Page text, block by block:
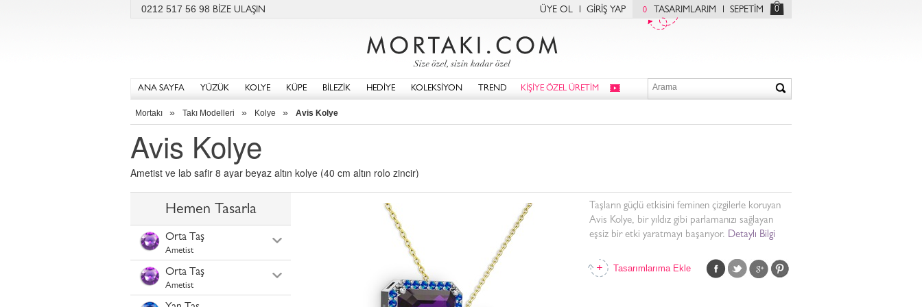
0212 517 56 98 BİZE ULAŞIN ÜYE OL GİRİŞ YAP 0 TASARIMLARIM SEPETİM 0
ANA SAYFA YÜZÜK KOLYE KÜPE BİLEZİK HEDİYE KOLEKSİYON TREND KİŞİYE ÖZEL ÜRETİM
Mortakı » Takı Modelleri » Kolye » Avis Kolye
Avis Kolye
Ametist ve lab safir 8 ayar beyaz altın kolye (40 cm altın rolo zincir)
Hemen Tasarla
Orta Taş
Ametist
Orta Taş
Ametist
Taşların güçlü etkisini feminen çizgilerle koruyan
Avis Kolye, bir yıldız gibi parlamanızı sağlayan
eşsiz bir etki yaratmayı başarıyor. Detaylı Bilgi
Tasarımlarıma Ekle